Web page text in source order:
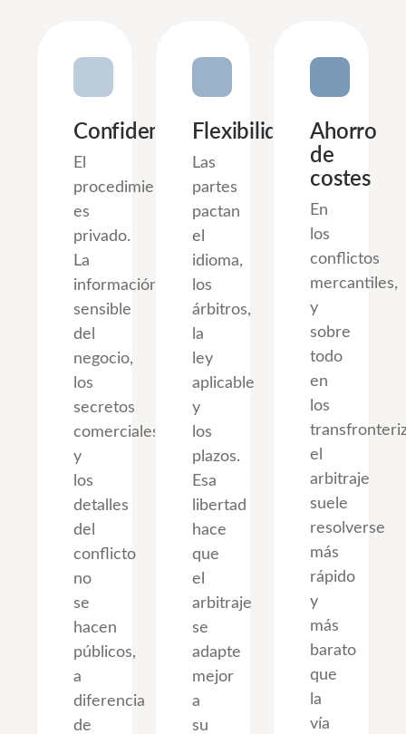
Confidencialidad
El
procedimiento
es
privado.
La
información
sensible
del
negocio,
los
secretos
comerciales
y
los
detalles
del
conflicto
no
se
hacen
públicos,
a
diferencia
de
Flexibilidad
Las
partes
pactan
el
idioma,
los
árbitros,
la
ley
aplicable
y
los
plazos.
Esa
libertad
hace
que
el
arbitraje
se
adapte
mejor
a
su
Ahorro
de
costes
En
los
conflictos
mercantiles,
y
sobre
todo
en
los
el
arbitraje
suele
resolverse
más
rápido
y
más
barato
que
la
vía